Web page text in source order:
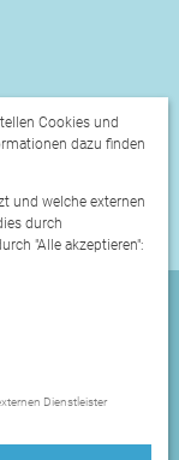
Cookies und
dazu finden
und welche externen
durch
"Alle akzeptieren":
Dienstleister